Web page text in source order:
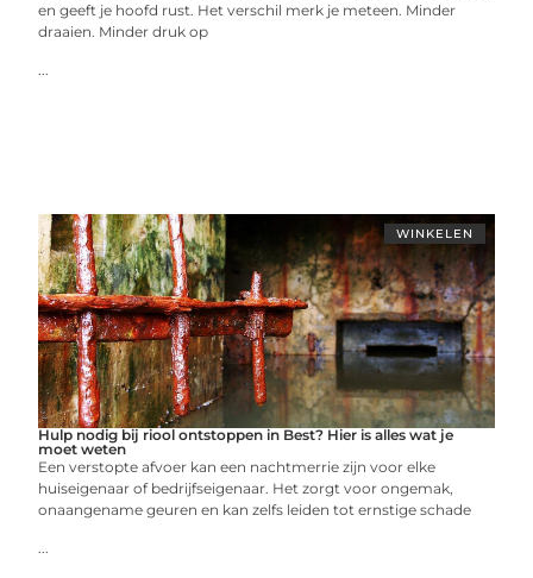
en geeft je hoofd rust. Het verschil merk je meteen. Minder
draaien. Minder druk op
...
WINKELEN
Hulp nodig bij riool ontstoppen in Best? Hier is alles wat je
moet weten
Een verstopte afvoer kan een nachtmerrie zijn voor elke
huiseigenaar of bedrijfseigenaar. Het zorgt voor ongemak,
onaangename geuren en kan zelfs leiden tot ernstige schade
...